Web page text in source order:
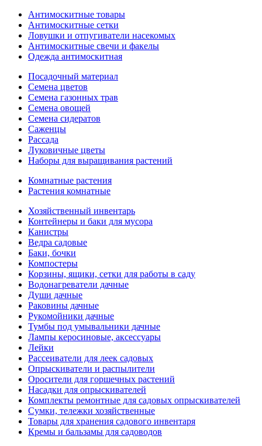
Антимоскитные товары
Антимоскитные сетки
Ловушки и отпугиватели насекомых
Антимоскитные свечи и факелы
Одежда антимоскитная
Посадочный материал
Семена цветов
Семена газонных трав
Семена овощей
Семена сидератов
Саженцы
Рассада
Луковичные цветы
Наборы для выращивания растений
Комнатные растения
Растения комнатные
Хозяйственный инвентарь
Контейнеры и баки для мусора
Канистры
Ведра садовые
Баки, бочки
Компостеры
Корзины, ящики, сетки для работы в саду
Водонагреватели дачные
Души дачные
Раковины дачные
Рукомойники дачные
Тумбы под умывальники дачные
Лампы керосиновые, аксессуары
Лейки
Рассеиватели для леек садовых
Опрыскиватели и распылители
Оросители для горшечных растений
Насадки для опрыскивателей
Комплекты ремонтные для садовых опрыскивателей
Сумки, тележки хозяйственные
Товары для хранения садового инвентаря
Кремы и бальзамы для садоводов